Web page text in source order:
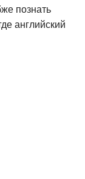
познать
английский